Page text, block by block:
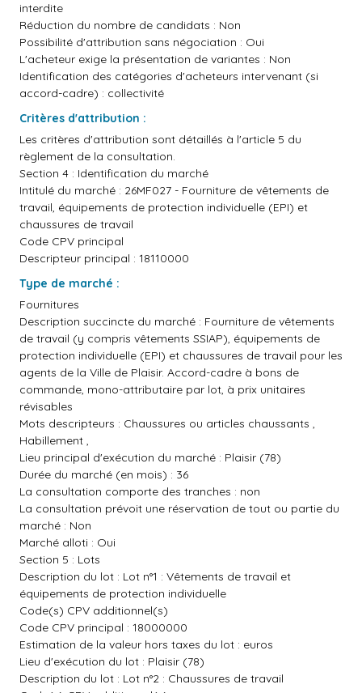
interdite
Réduction du nombre de candidats : Non
Possibilité d'attribution sans négociation : Oui
L'acheteur exige la présentation de variantes : Non
Identification des catégories d'acheteurs intervenant (si
accord-cadre) : collectivité
Critères d'attribution :
Les critères d'attribution sont détaillés à l'article 5 du
règlement de la consultation.
Section 4 : Identification du marché
Intitulé du marché : 26MF027 - Fourniture de vêtements de
travail, équipements de protection individuelle (EPI) et
chaussures de travail
Code CPV principal
Descripteur principal : 18110000
Type de marché :
Fournitures
Description succincte du marché : Fourniture de vêtements
de travail (y compris vêtements SSIAP), équipements de
protection individuelle (EPI) et chaussures de travail pour les
agents de la Ville de Plaisir. Accord-cadre à bons de
commande, mono-attributaire par lot, à prix unitaires
révisables
Mots descripteurs : Chaussures ou articles chaussants ,
Habillement ,
Lieu principal d'exécution du marché : Plaisir (78)
Durée du marché (en mois) : 36
La consultation comporte des tranches : non
La consultation prévoit une réservation de tout ou partie du
marché : Non
Marché alloti : Oui
Section 5 : Lots
Description du lot : Lot n°1 : Vêtements de travail et
équipements de protection individuelle
Code(s) CPV additionnel(s)
Code CPV principal : 18000000
Estimation de la valeur hors taxes du lot : euros
Lieu d'exécution du lot : Plaisir (78)
Description du lot : Lot n°2 : Chaussures de travail